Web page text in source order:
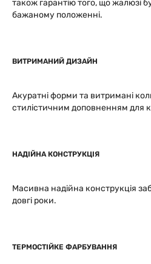
також гарантію того, що жалюзі
бажаному положенні.
ВИТРИМАНИЙ ДИЗАЙН
Акуратні форми та витримані
стилістичним доповненням для
НАДІЙНА КОНСТРУКЦІЯ
Масивна надійна конструкція
довгі роки.
ТЕРМОСТІЙКЕ ФАРБУВАННЯ